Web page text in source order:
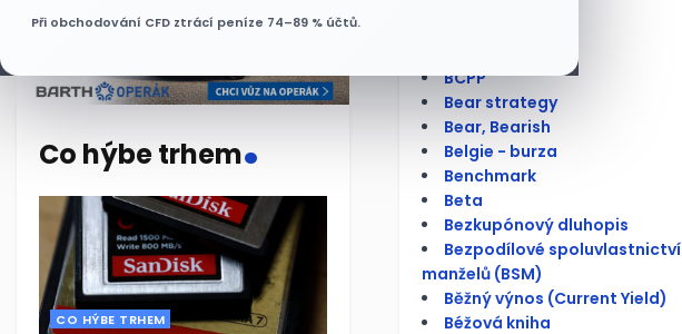
Při obchodování CFD ztrácí peníze 74–89 % účtů.
Co hýbe trhem.
CO HÝBE TRHEM
BCPP
Bear strategy
Bear, Bearish
Belgie - burza
Benchmark
Beta
Bezkupónový dluhopis
Bezpodílové spoluvlastnictví
manželů (BSM)
Běžný výnos (Current Yield)
Béžová kniha